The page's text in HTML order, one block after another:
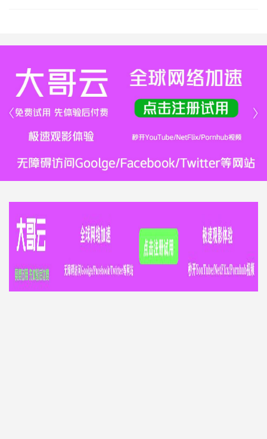

